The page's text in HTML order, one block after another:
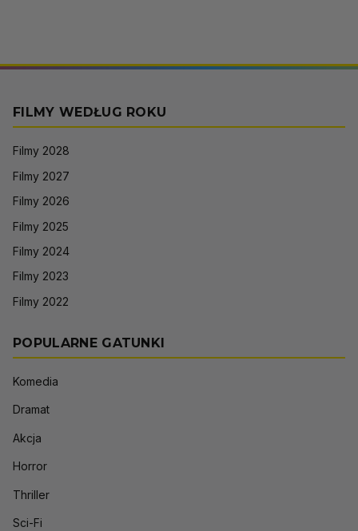
FILMY WEDŁUG ROKU
Filmy 2028
Filmy 2027
Filmy 2026
Filmy 2025
Filmy 2024
Filmy 2023
Filmy 2022
POPULARNE GATUNKI
Komedia
Dramat
Akcja
Horror
Thriller
Sci-Fi